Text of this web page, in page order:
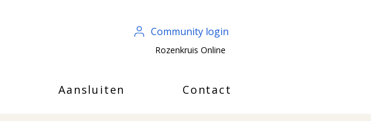
Community login
Rozenkruis Online
Aansluiten Contact